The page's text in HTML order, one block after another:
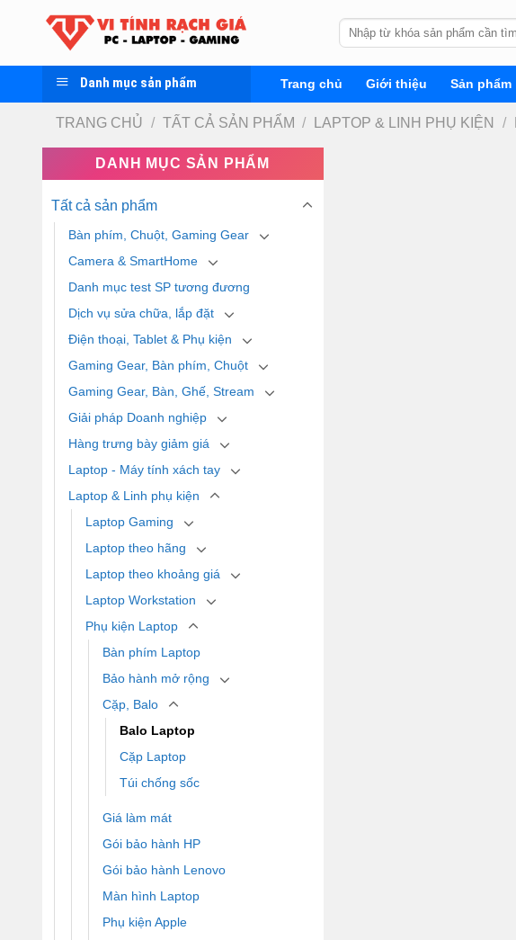
Tìm
kiếm:
Danh mục sản phẩm Trang chủ Giới thiệu Sản phẩm
TRANG CHỦ / TẤT CẢ SẢN PHẨM / LAPTOP & LINH PHỤ KIỆN /
DANH MỤC SẢN PHẨM
Tất cả sản phẩm
Bàn phím, Chuột, Gaming Gear
Camera & SmartHome
Danh mục test SP tương đương
Dịch vụ sửa chữa, lắp đặt
Điện thoại, Tablet & Phụ kiện
Gaming Gear, Bàn phím, Chuột
Gaming Gear, Bàn, Ghế, Stream
Giải pháp Doanh nghiệp
Hàng trưng bày giảm giá
Laptop - Máy tính xách tay
Laptop & Linh phụ kiện
Laptop Gaming
Laptop theo hãng
Laptop theo khoảng giá
Laptop Workstation
Phụ kiện Laptop
Bàn phím Laptop
Bảo hành mở rộng
Cặp, Balo
Balo Laptop
Cặp Laptop
Túi chống sốc
Giá làm mát
Gói bảo hành HP
Gói bảo hành Lenovo
Màn hình Laptop
Phụ kiện Apple